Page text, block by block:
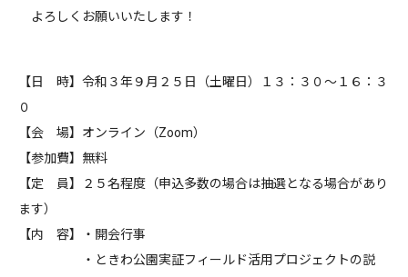
よろしくお願いいたします！
【日 時】令和３年９月２５日（土曜日）１３：３０～１６：３
０
【会 場】オンライン（Zoom）
【参加費】無料
【定 員】２５名程度（申込多数の場合は抽選となる場合があり
ます）
【内 容】・開会行事
・ときわ公園実証フィールド活用プロジェクトの説